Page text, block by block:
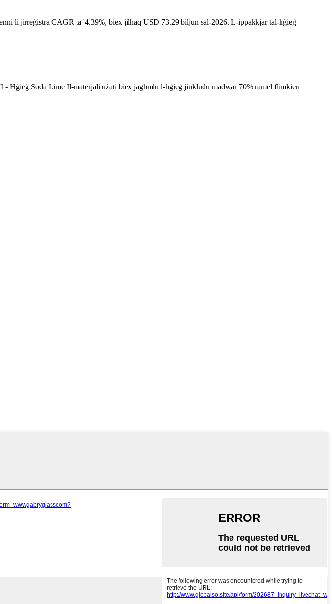
li jirreġistra CAGR ta '4.39%, biex jilħaq USD 73.29 biljun sal-2026. L-ippakkjar tal-ħġieġ
Ħġieġ Soda Lime Il-materjali użati biex jagħmlu l-ħġieġ jinkludu madwar 70% ramel flimkien